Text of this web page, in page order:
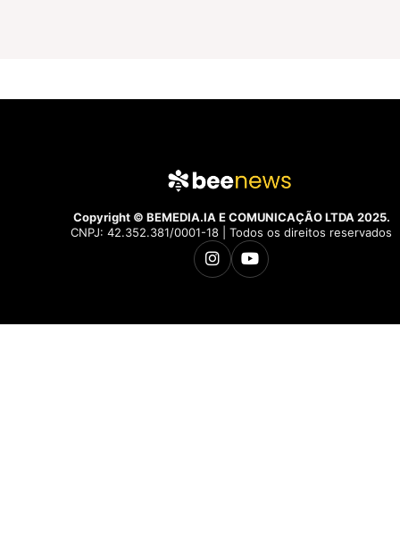
Copyright © BEMEDIA.IA E COMUNICAÇÃO LTDA 2025.
CNPJ: 42.352.381/0001-18 | Todos os direitos reservados